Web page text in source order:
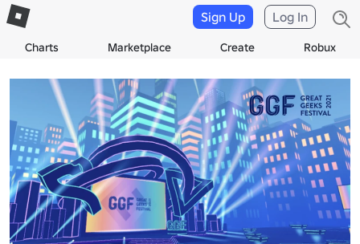
Charts Marketplace Create Robux
Sign Up Log In